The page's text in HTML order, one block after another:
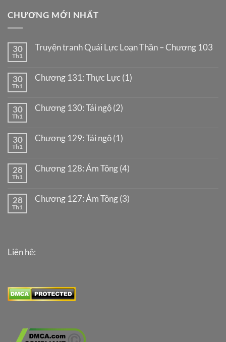
CHƯƠNG MỚI NHẤT
30
Th1
Truyện tranh Quái Lực Loạn Thần – Chương 103
30
Th1
Chương 131: Thực Lực (1)
30
Th1
Chương 130: Tái ngộ (2)
30
Th1
Chương 129: Tái ngộ (1)
28
Th1
Chương 128: Ám Tông (4)
28
Th1
Chương 127: Ám Tông (3)
Liên hệ: